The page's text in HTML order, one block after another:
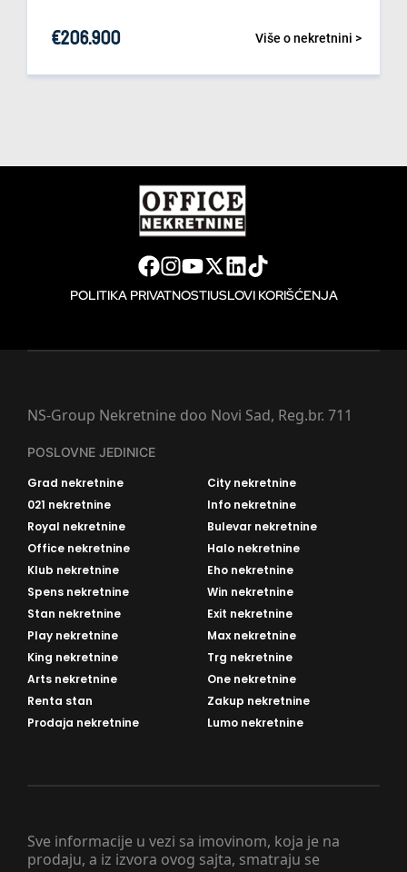
Više o nekretnini >
€206.900
POLITIKA PRIVATNOSTIUSLOVI KORIŠĆENJA
Sve informacije u vezi sa imovinom, koja je na
prodaju, a iz izvora ovog sajta, smatraju se
NS-Group Nekretnine doo Novi Sad, Reg.br. 711
POSLOVNE JEDINICE
Grad nekretnine
City nekretnine
021 nekretnine
Info nekretnine
Royal nekretnine
Bulevar nekretnine
Office nekretnine
Halo nekretnine
Klub nekretnine
Eho nekretnine
Spens nekretnine
Win nekretnine
Stan nekretnine
Exit nekretnine
Play nekretnine
Max nekretnine
King nekretnine
Trg nekretnine
Arts nekretnine
One nekretnine
Renta stan
Zakup nekretnine
Prodaja nekretnine
Lumo nekretnine